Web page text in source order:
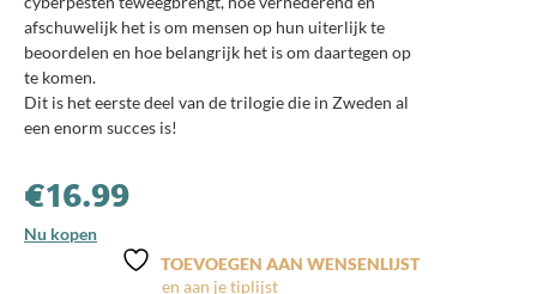
afschuwelijk het is om mensen op hun uiterlijk te
beoordelen en hoe belangrijk het is om daartegen op
te komen.
Dit is het eerste deel van de trilogie die in Zweden al
een enorm succes is!
€16.99
Nu kopen
TOEVOEGEN AAN WENSENLIJST